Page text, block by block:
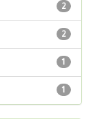
2
2
1
1